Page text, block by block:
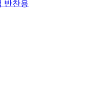
반찬용